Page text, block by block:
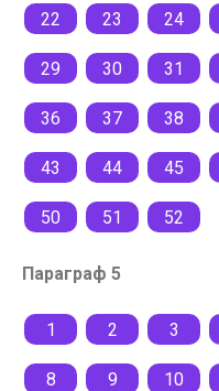
22 23 24
29 30 31
36 37 38
43 44 45
50 51 52
Параграф 5
1 2 3
8 9 10